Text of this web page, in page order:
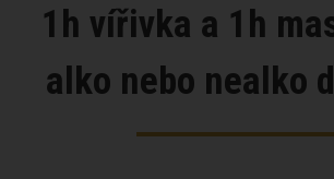
1h vířivka a 1h
alko nebo nealko